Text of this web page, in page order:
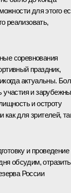
для этого
реализовать,
соревнования
праздник,
актуальны.
участия и
и остроту
для зрителей,
и проведение
обсудим, отразить
России